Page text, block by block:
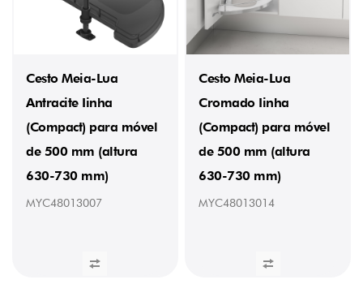
Cesto Meia-Lua
Antracite Iinha
(Compact) para móvel
de 500 mm (altura
630-730 mm)
MYC48013007
Cesto Meia-Lua
Cromado Iinha
(Compact) para móvel
de 500 mm (altura
630-730 mm)
MYC48013014
400
(9)
MATERIAL
BASE
Aço
Cromado
(4)